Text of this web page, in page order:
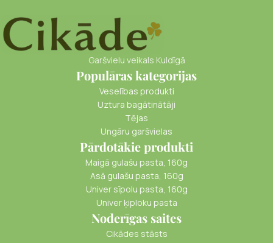
Garšvielu veikals Kuldīgā
Populāras kategorijas
Veselības produkti
Uztura bagātinātāji
Tējas
Ungāru garšvielas
Pārdotākie produkti
Maigā gulašu pasta, 160g
Asā gulašu pasta, 160g
Univer sīpolu pasta, 160g
Univer ķiploku pasta
Noderīgas saites
Cikādes stāsts